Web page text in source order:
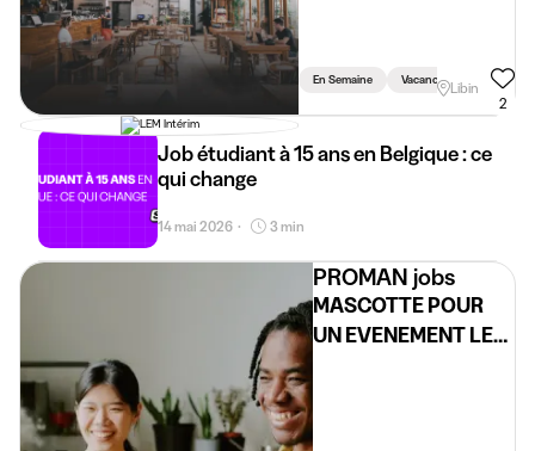
En Semaine Vacances Weekend
Libin
2
Job étudiant à 15 ans en Belgique : ce
qui change
14 mai 2026 • 3 min
PROMAN jobs
MASCOTTE POUR
UN EVENEMENT LE